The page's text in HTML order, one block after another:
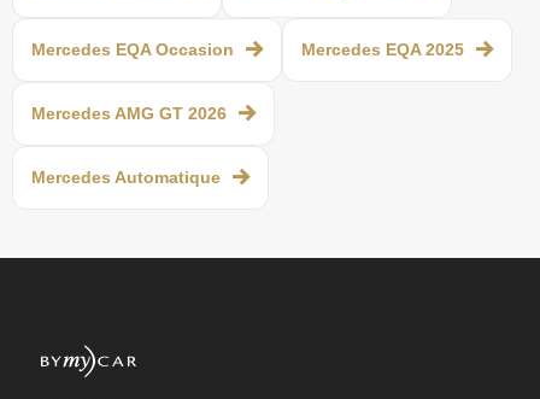
Mercedes EQA Occasion Mercedes EQA 2025
Mercedes AMG GT 2026
Mercedes Automatique